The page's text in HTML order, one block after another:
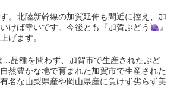
。北陸新幹線の加賀延伸も間近に控え、加
けば幸いです。今後とも『加賀ぶどう
』
げます。
…品種を問わず、加賀市で生産されたぶど
然豊かな地で育まれた加賀市で生産された
名な山梨県産や岡山県産に負けず劣らず美